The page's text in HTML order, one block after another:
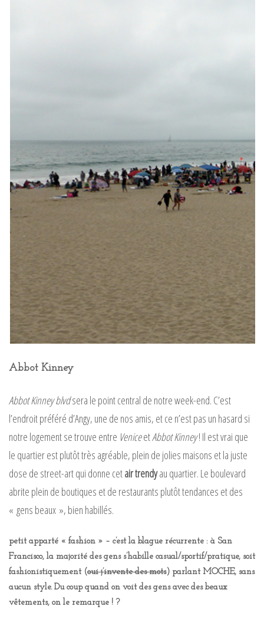
Abbot Kinney
Abbot Kinney blvdsera le point central de notre week-end. C’est
l’endroit préféré d’Angy, une de nos amis, et ce n’est pas un hasard si
notre logement se trouve entre VeniceetAbbot Kinney! Il est vrai que
le quartier est plutôt très agréable, plein de jolies maisons et la juste
dose de street-art qui donne cetair trendyau quartier. Le boulevard
abrite plein de boutiques et de restaurants plutôt tendances et des
« gens beaux », bien habillés.
petit apparté « fashion » – c’est la blague récurrente : à San
Francisco, la majorité des gens s’habille casual/sportif/pratique, soit
fashionistiquement (oui j’invente des mots) parlant MOCHE, sans
aucun style. Du coup quand on voit des gens avec des beaux
vêtements, on le remarque ! ?